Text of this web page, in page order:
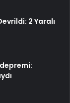
2 Yaralı